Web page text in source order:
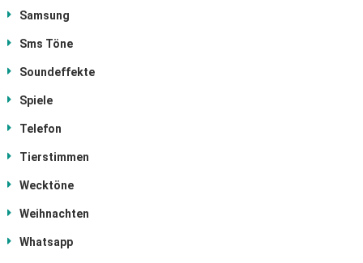
Samsung
Sms Töne
Soundeffekte
Spiele
Telefon
Tierstimmen
Wecktöne
Weihnachten
Whatsapp